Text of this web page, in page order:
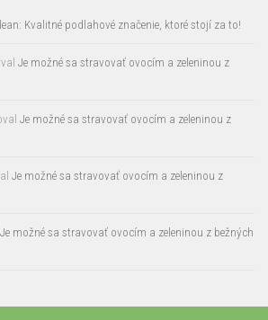
Kvalitné podlahové značenie, ktoré stojí za to!
Je možné sa stravovať ovocím a zeleninou z
Je možné sa stravovať ovocím a zeleninou z
Je možné sa stravovať ovocím a zeleninou z
Je možné sa stravovať ovocím a zeleninou z bežných